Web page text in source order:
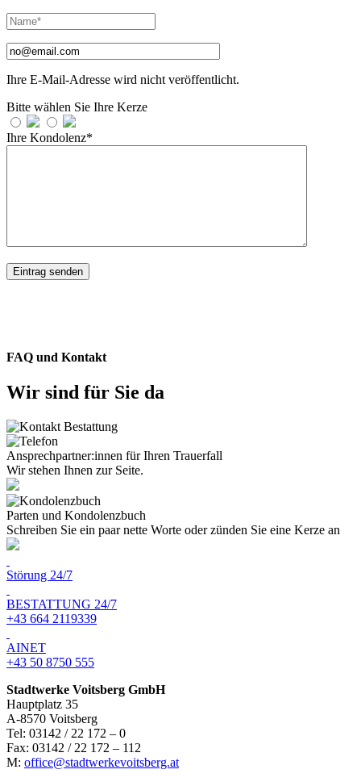
Ihre E-Mail-Adresse wird nicht veröffentlicht.
Bitte wählen Sie Ihre Kerze
Ihre Kondolenz*
FAQ und Kontakt
Wir sind für Sie da
Ansprechpartner:innen für Ihren Trauerfall
Wir stehen Ihnen zur Seite.
Parten und Kondolenzbuch
Schreiben Sie ein paar nette Worte oder zünden Sie eine Kerze an
Störung 24/7
BESTATTUNG 24/7
+43 664 2119339
AINET
+43 50 8750 555
Stadtwerke Voitsberg GmbH
Hauptplatz 35
A-8570 Voitsberg
Tel: 03142 / 22 172 – 0
Fax: 03142 / 22 172 – 112
M: office@stadtwerkevoitsberg.at